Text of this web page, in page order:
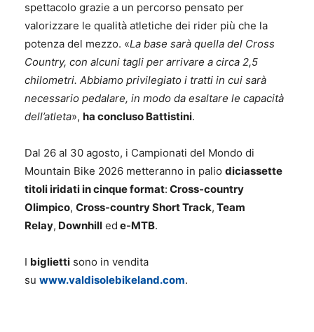
spettacolo grazie a un percorso pensato per
valorizzare le qualità atletiche dei rider più che la
potenza del mezzo. «La base sarà quella del Cross
Country, con alcuni tagli per arrivare a circa 2,5
chilometri. Abbiamo privilegiato i tratti in cui sarà
necessario pedalare, in modo da esaltare le capacità
dell’atleta», ha concluso Battistini.
Dal 26 al 30 agosto, i Campionati del Mondo di
Mountain Bike 2026 metteranno in palio diciassette
titoli iridati in cinque format: Cross-country
Olimpico, Cross-country Short Track, Team
Relay, Downhill ed e-MTB.
I biglietti sono in vendita
su www.valdisolebikeland.com.